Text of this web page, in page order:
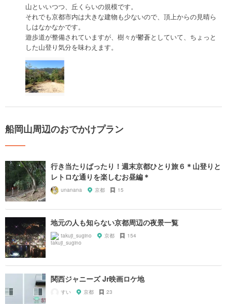
山といいつつ、丘くらいの規模です。
それでも京都市内は大きな建物も少ないので、頂上からの見晴ら
しはなかなかです。
遊歩道が整備されていますが、樹々が鬱蒼としていて、ちょっと
した山登り気分を味わえます。
船岡山周辺のおでかけプラン
行き当たりばったり！週末京都ひとり旅６＊山登りと
レトロな通りを楽しむお昼編＊
unanana 京都 15
地元の人も知らない京都周辺の夜景一覧
takuji_sugino 京都 154
関西ジャニーズ Jr映画ロケ地
すい 京都 23